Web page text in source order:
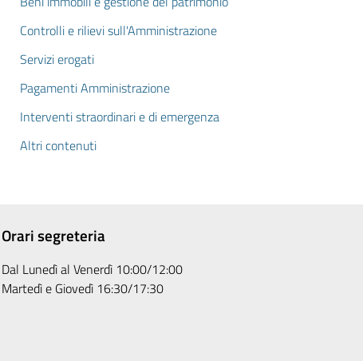
Controlli e rilievi sull'Amministrazione
Servizi erogati
Pagamenti Amministrazione
Interventi straordinari e di emergenza
Altri contenuti
Orari segreteria
Dal Lunedì al Venerdì 10:00/12:00
Martedì e Giovedì 16:30/17:30